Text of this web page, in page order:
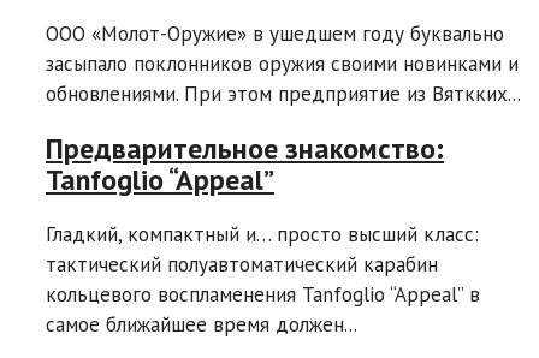
ООО «Молот-Оружие» в ушедшем году буквально
засыпало поклонников оружия своими новинками и
обновлениями. При этом предприятие из Вяткких...
Предварительное знакомство:
Tanfoglio “Appeal”
Гладкий, компактный и… просто высший класс:
тактический полуавтоматический карабин
кольцевого воспламенения Tanfoglio “Appeal” в
самое ближайшее время должен...